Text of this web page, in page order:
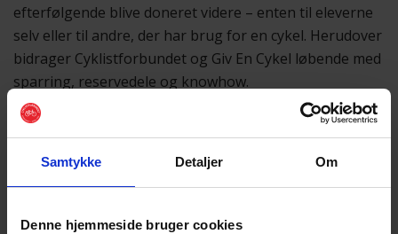
Samtykke Detaljer Om
Denne hjemmeside bruger cookies
efterfølgende blive doneret videre – enten til eleverne
selv eller til andre, der har brug for en cykel. Herudover
bidrager Cyklistforbundet og Giv En Cykel løbende med
sparring, reservedele og knowhow.
Samarbejdet mellem
, er oplagt da
der er så stor et værdimatch og interesse overlap.
Projektleder hos Giv en cykel, Michael Pedersen, siger:
den er en nøgle til frihed, fællesskab og deltagelse. Når